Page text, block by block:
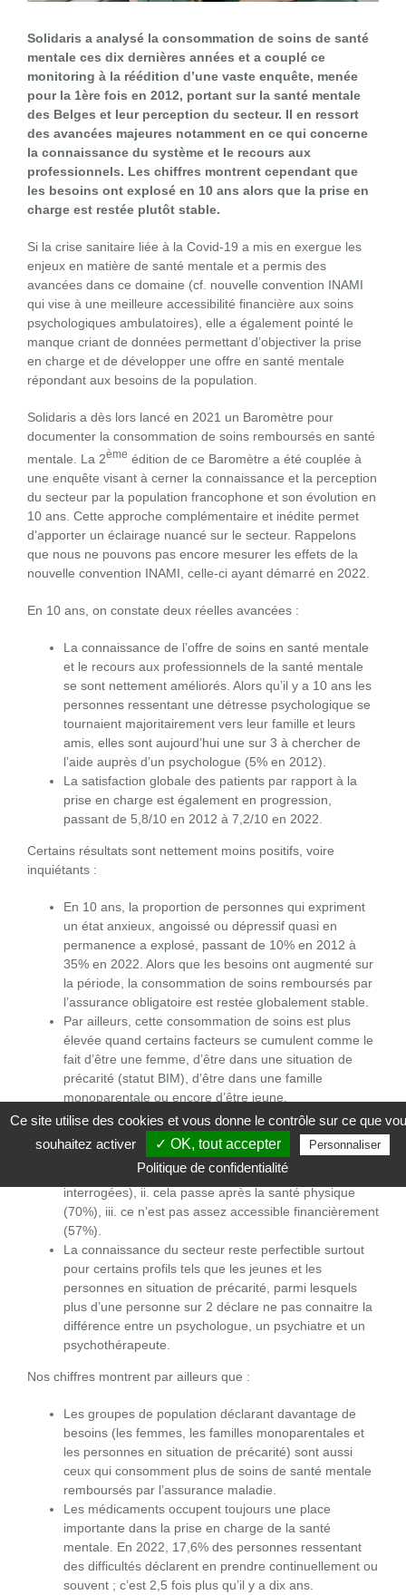
Solidaris a analysé la consommation de soins de santé
mentale ces dix dernières années et a couplé ce
monitoring à la réédition d’une vaste enquête, menée
pour la 1ère fois en 2012, portant sur la santé mentale
des Belges et leur perception du secteur. Il en ressort
des avancées majeures notamment en ce qui concerne
la connaissance du système et le recours aux
professionnels. Les chiffres montrent cependant que
les besoins ont explosé en 10 ans alors que la prise en
charge est restée plutôt stable.
Si la crise sanitaire liée à la Covid-19 a mis en exergue les
enjeux en matière de santé mentale et a permis des
avancées dans ce domaine (cf. nouvelle convention INAMI
qui vise à une meilleure accessibilité financière aux soins
psychologiques ambulatoires), elle a également pointé le
manque criant de données permettant d’objectiver la prise
en charge et de développer une offre en santé mentale
répondant aux besoins de la population.
Solidaris a dès lors lancé en 2021 un Baromètre pour
documenter la consommation de soins remboursés en santé
mentale. La 2ème édition de ce Baromètre a été couplée à
une enquête visant à cerner la connaissance et la perception
du secteur par la population francophone et son évolution en
10 ans. Cette approche complémentaire et inédite permet
d’apporter un éclairage nuancé sur le secteur. Rappelons
que nous ne pouvons pas encore mesurer les effets de la
nouvelle convention INAMI, celle-ci ayant démarré en 2022.
En 10 ans, on constate deux réelles avancées :
La connaissance de l’offre de soins en santé mentale
et le recours aux professionnels de la santé mentale
se sont nettement améliorés. Alors qu’il y a 10 ans les
personnes ressentant une détresse psychologique se
tournaient majoritairement vers leur famille et leurs
amis, elles sont aujourd’hui une sur 3 à chercher de
l’aide auprès d’un psychologue (5% en 2012).
La satisfaction globale des patients par rapport à la
prise en charge est également en progression,
passant de 5,8/10 en 2012 à 7,2/10 en 2022.
Certains résultats sont nettement moins positifs, voire
inquiétants :
En 10 ans, la proportion de personnes qui expriment
un état anxieux, angoissé ou dépressif quasi en
permanence a explosé, passant de 10% en 2012 à
35% en 2022. Alors que les besoins ont augmenté sur
la période, la consommation de soins remboursés par
l’assurance obligatoire est restée globalement stable.
Par ailleurs, cette consommation de soins est plus
élevée quand certains facteurs se cumulent comme le
fait d’être une femme, d’être dans une situation de
précarité (statut BIM), d’être dans une famille
monoparentale ou encore d’être jeune.
Une majorité de la population estime que
l’investissement dans la prise en charge de la santé
mentale est insuffisant : i. ce n’est pas une priorité du
gouvernement (cela concerne 68% des personnes
interrogées), ii. cela passe après la santé physique
(70%), iii. ce n’est pas assez accessible financièrement
(57%).
La connaissance du secteur reste perfectible surtout
pour certains profils tels que les jeunes et les
personnes en situation de précarité, parmi lesquels
plus d’une personne sur 2 déclare ne pas connaitre la
différence entre un psychologue, un psychiatre et un
psychothérapeute.
Nos chiffres montrent par ailleurs que :
Les groupes de population déclarant davantage de
besoins (les femmes, les familles monoparentales et
les personnes en situation de précarité) sont aussi
ceux qui consomment plus de soins de santé mentale
remboursés par l’assurance maladie.
Les médicaments occupent toujours une place
importante dans la prise en charge de la santé
mentale. En 2022, 17,6% des personnes ressentant
des difficultés déclarent en prendre continuellement ou
souvent ; c’est 2,5 fois plus qu’il y a dix ans.
Ce site utilise des cookies et vous donne le contrôle sur ce que
souhaitez activer
✓ OK, tout accepter Personnaliser
Politique de confidentialité